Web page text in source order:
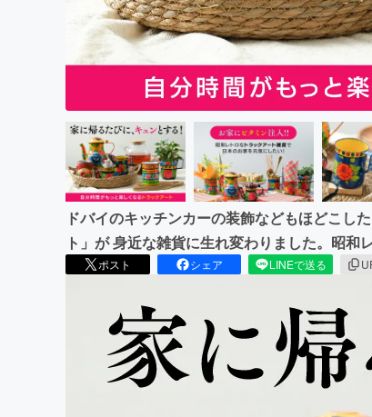
ドバイのキッチンカーの装飾などもほどこし
ト」が 身近な雑貨に生れ変わりました。昭和
ポスト シェア LINEで送る